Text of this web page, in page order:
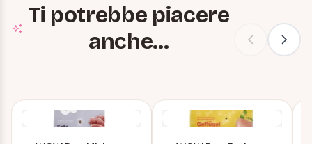
Ti potrebbe piacere
anche...